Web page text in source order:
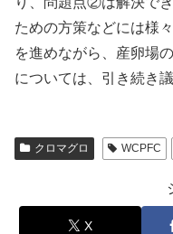
ための方策などには様
を進めながら、産卵場
については、引き続き
クロマグロ WCPFC
X